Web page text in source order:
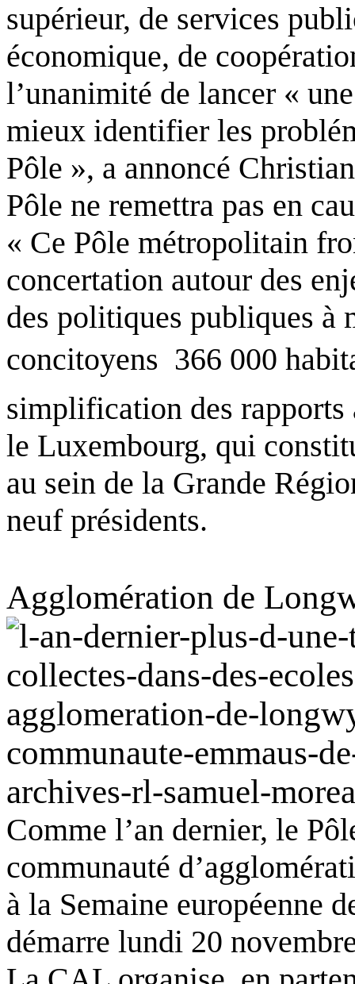
supérieur, de services
économique, de
l’unanimité de lancer «
mieux identifier les
Pôle », a annoncé
Pôle ne remettra pas en
« Ce Pôle métropolitain
concertation autour des
des politiques publiques à
concitoyens  366 000
simplification des rapports
le Luxembourg, qui
au sein de la Grande
neuf présidents.
Agglomération de
Comme l’an dernier, le
communauté
à la Semaine européenne
démarre lundi 20